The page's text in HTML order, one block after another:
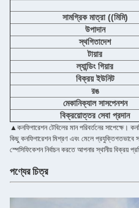
সামগ্রিক মাত্রা ((মিমি)
উপাদান
স্থগিতাদেশ
টায়ার
ল্যান্ডিং গিয়ার
বিক্রয় ইউনিট
রঙ
মেকানিক্যাল সাসপেনশন
বিক্রয়োত্তর সেবা প্রদান
▲কনফিগারেশন টেবিলের মান পরিবর্তনের সাপেক্ষে।
কিছু কনফিগারেশন মিশ্রণ এবং মেলে
স্পেসিফিকেশন নির্বাচন করতে আপনার স্থানীয় বিক্রয়
পণ্যের চিত্র